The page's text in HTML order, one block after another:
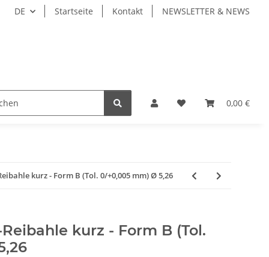
DE Startseite Kontakt NEWSLETTER & NEWS
0,00 €
WERKZEUGAUFNAHMEN
kurz - Form B (Tol. 0/+0,005 mm) Ø 5,26
kurz - Form B (Tol.